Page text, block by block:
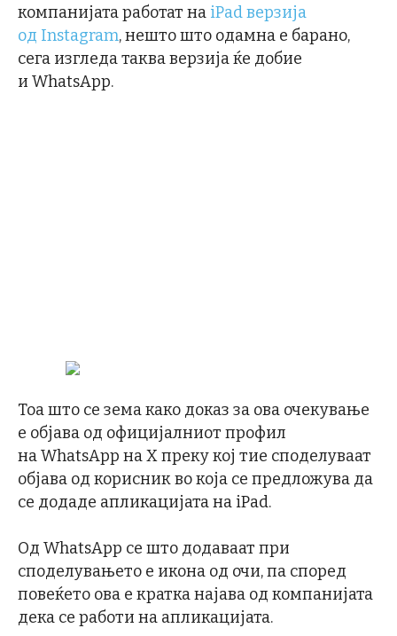
компанијата работат на iPad верзија
од Instagram, нешто што одамна е барано,
сега изгледа таква верзија ќе добие
и WhatsApp.
Тоа што се зема како доказ за ова очекување
е објава од официјалниот профил
на WhatsApp на X преку кој тие споделуваат
објава од корисник во која се предложува да
се додаде апликацијата на iPad.
Од WhatsApp се што додаваат при
споделувањето е икона од очи, па според
повеќето ова е кратка најава од компанијата
дека се работи на апликацијата.